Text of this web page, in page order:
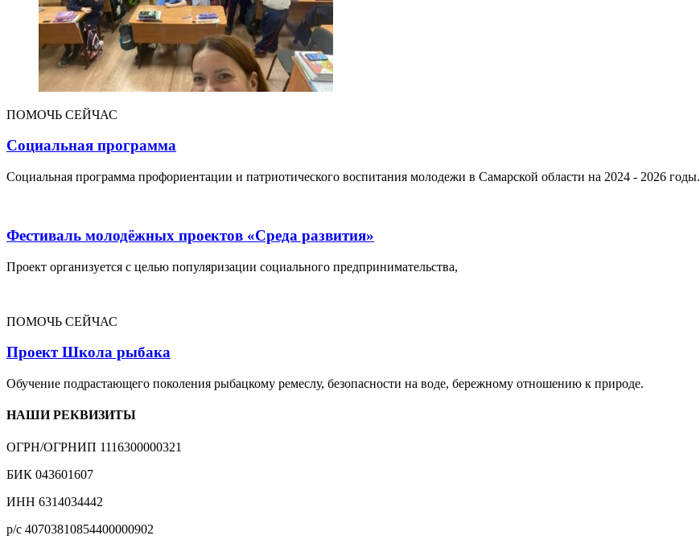
ПОМОЧЬ СЕЙЧАС
Социальная программа
Социальная программа профориентации и патриотического воспитания молодежи в Самарской области на 2024 - 2026 годы.
Фестиваль молодёжных проектов «Среда развития»
Проект организуется с целью популяризации социального предпринимательства,
ПОМОЧЬ СЕЙЧАС
Проект Школа рыбака
Обучение подрастающего поколения рыбацкому ремеслу, безопасности на воде, бережному отношению к природе.
НАШИ РЕКВИЗИТЫ
ОГРН/ОГРНИП 1116300000321
БИК 043601607
ИНН 6314034442
р/с 40703810854400000902